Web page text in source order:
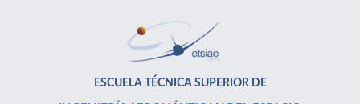
ESCUELA TÉCNICA SUPERIOR DE